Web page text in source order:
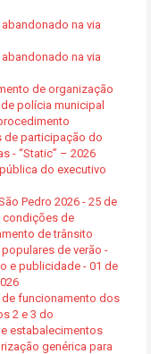
na via
na via
de organização
polícia municipal
de participação do
- “Static” – 2026
do executivo
Pedro 2026 - 25 de
condições de
de trânsito
de verão -
e publicidade - 01 de
de funcionamento dos
2 e 3 do
estabalecimentos
genérica para